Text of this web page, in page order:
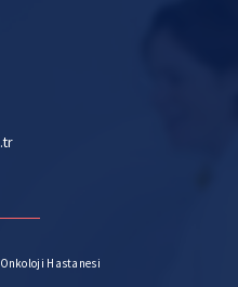
Hastanesi